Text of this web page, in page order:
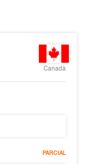
Canadá
PARCIAL